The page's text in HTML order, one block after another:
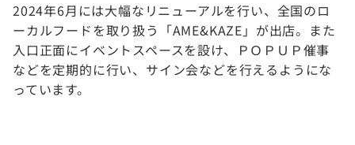
2024年6月には大幅なリニューアルを行い、全国のロ
ーカルフードを取り扱う「AME&KAZE」が出店。また
入口正面にイベントスペースを設け、ＰＯＰＵＰ催事
などを定期的に行い、サイン会などを行えるようにな
っています。